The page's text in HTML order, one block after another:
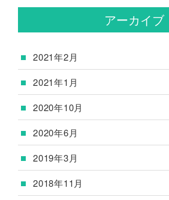
アーカイブ
2021年2月
2021年1月
2020年10月
2020年6月
2019年3月
2018年11月